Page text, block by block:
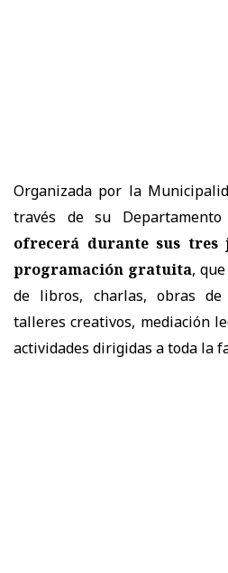
Organizada por la
través de su
ofrecerá durante sus tres
programación gratuita,
de libros, charlas, obras de
talleres creativos, mediación
actividades dirigidas a toda la